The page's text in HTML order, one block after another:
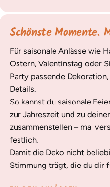
Schönste Momente.
Für saisonale Anlässe wie
Ostern, Valentinstag oder
Party passende
Details.
So kannst du saisonale
zur Jahreszeit und zu
zusammenstellen – mal
festlich.
Damit die Deko nicht
Stimmung trägt, die du dir